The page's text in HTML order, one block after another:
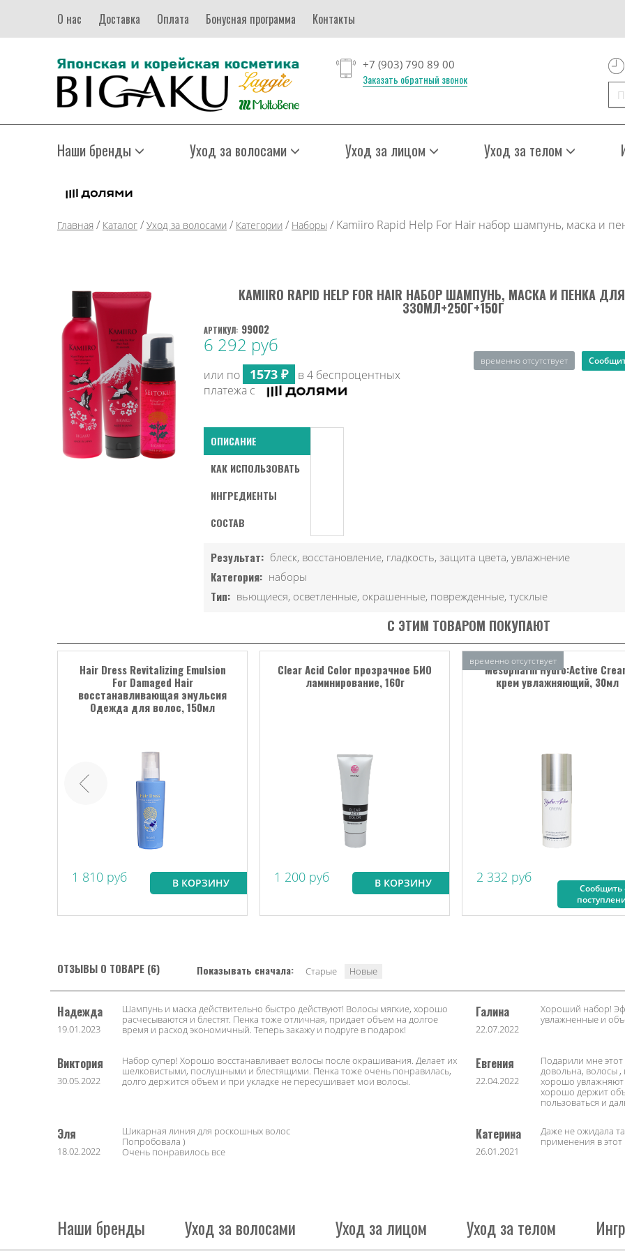
О нас Доставка Оплата Бонусная программа Контакты
+7 (903) 790 89 00
Заказать обратный звонок
Наши бренды Уход за волосами Уход за лицом Уход за телом
Главная / Каталог / Уход за волосами / Категории / Наборы / Kamiiro Rapid Help For Hair набор шампунь, маска и
KAMIIRO RAPID HELP FOR HAIR НАБОР ШАМПУНЬ, МАСКА И ПЕНКА
330МЛ+250Г+150Г
АРТИКУЛ: 99002
6 292 руб
или по 1573 ₽
в 4 беспроцентных
платежа с
временно отсутствует
ОПИСАНИЕ
КАК ИСПОЛЬЗОВАТЬ
ИНГРЕДИЕНТЫ
СОСТАВ
Результат: блеск, восстановление, гладкость, защита цвета, увлажнение
Категория: наборы
Тип: вьющиеся, осветленные, окрашенные, поврежденные, тусклые
С ЭТИМ ТОВАРОМ ПОКУПАЮТ
Hair Dress Revitalizing Emulsion
For Damaged Hair
восстанавливающая эмульсия
Одежда для волос, 150мл
1 810 руб В КОРЗИНУ
Clear Acid Color прозрачное БИО
ламинирование, 160г
1 200 руб В КОРЗИНУ
Mesopharm Hydro:Active
крем увлажняющий, 30мл
2 332 руб
временно отсутствует
Сообщить
ОТЗЫВЫ О ТОВАРЕ (6) Показывать сначала: Старые Новые
Надежда
19.01.2023
Шампунь и маска действительно быстро действуют! Волосы мягкие, хорошо
расчесываются и блестят. Пенка тоже отличная, придает объем на долгое
время и расход экономичный. Теперь закажу и подруге в подарок!
Галина
22.07.2022
Хороший набор!
увлажненные и
Виктория
30.05.2022
Набор супер! Хорошо восстанавливает волосы после окрашивания. Делает их
шелковистыми, послушными и блестящими. Пенка тоже очень понравилась,
долго держится объем и при укладке не пересушивает мои волосы.
Евгения
22.04.2022
Подарили мне
довольна, волосы
хорошо увлажняют
хорошо держит
пользоваться и
Эля
18.02.2022
Шикарная линия для роскошных волос
Попробовала )
Очень понравилось все
Катерина
26.01.2021
Даже не ожидала
применения в этот
Наши бренды Уход за волосами Уход за лицом Уход за телом